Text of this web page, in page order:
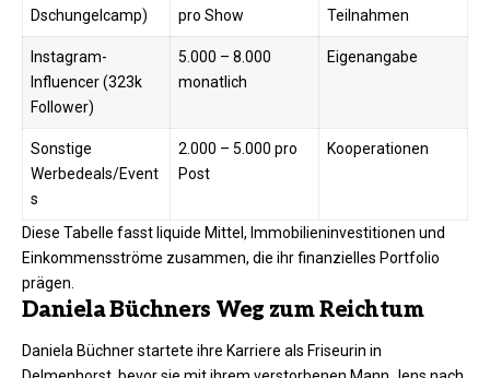
Dschungelcamp)
pro Show
Teilnahmen
Instagram-
Influencer (323k
Follower)
5.000 – 8.000
monatlich
Eigenangabe
Sonstige
Werbedeals/Event
s
2.000 – 5.000 pro
Post
Kooperationen​
Diese Tabelle fasst liquide Mittel, Immobilieninvestitionen und
Einkommensströme zusammen, die ihr finanzielles Portfolio
prägen.​
Daniela Büchners Weg zum Reichtum
Daniela Büchner startete ihre Karriere als Friseurin in